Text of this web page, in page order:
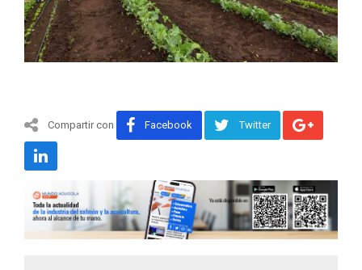
Compartir con Facebook Twitter